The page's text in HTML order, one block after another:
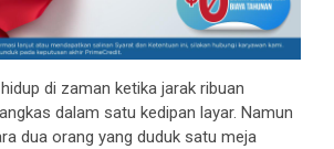
di zaman ketika jarak ribuan
dalam satu kedipan layar. Namun
dua orang yang duduk satu meja